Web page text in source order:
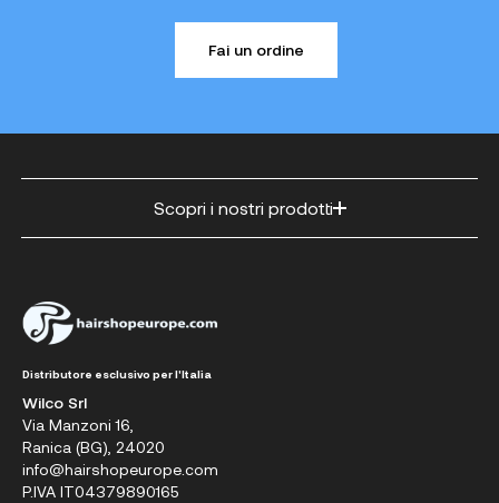
Fai un ordine
Scopri i nostri prodotti
Distributore esclusivo per l'Italia
Wilco Srl
Via Manzoni 16,
Ranica (BG), 24020
info@hairshopeurope.com
P.IVA IT04379890165